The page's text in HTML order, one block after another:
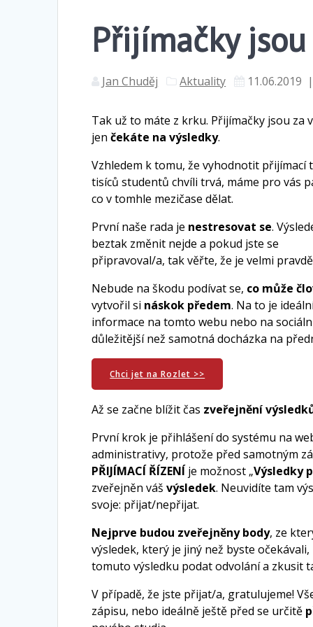
Přijímačky
Jan Chuděj Aktuality 11.06.2019
Tak už to máte z krku. Přijímačky jsou za
jenčekáte na výsledky.
Vzhledem k tomu, že vyhodnotit přijímací
tisíců studentů chvíli trvá, máme pro vás
co v tomhle mezičase dělat.
První naše rada je nestresovat se.
beztak změnit nejde a pokud jste se
připravoval/a, tak věřte, že je velmi
Nebude na škodu podívat se, co může
vytvořil si náskok předem. Na to je
informace na tomto webu nebo na
důležitější než samotná docházka na
Chci jet na Rozlet >>
Až se začne blížit čas zveřejnění
První krok je přihlášení do systému na
administrativy, protože před samotným
PŘIJÍMACÍ ŘÍZENÍ je možnost „Výsledky
zveřejněn vášvýsledek. Neuvidíte tam
svoje: přijat/nepřijat.
Nejprve budou zveřejněny body, ze
výsledek, který je jiný než byste
tomuto výsledku podat odvolání a zkusit
V případě, že jste přijat/a, gratulujeme!
zápisu, nebo ideálně ještě před se určitě